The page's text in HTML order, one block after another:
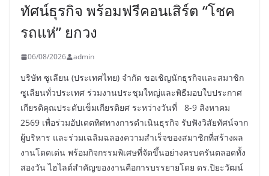
ทัศน์ธุรกิจ พร้อมฟรีคอนเสิร์ต “โชค
รถแห่” ยกวง
06/08/2026 admin
บริษัท ซูเลียน (ประเทศไทย) จำกัด ขอเชิญนักธุรกิจและสมาชิก
ซูเลียนทั่วประเทศ ร่วมงานประชุมใหญ่และพิธีมอบใบประกาศ
เกียรติคุณประดับเข็มเกียรติยศ ระหว่างวันที่ 8-9 สิงหาคม
2569 เพื่อร่วมอัปเดตทิศทางการดำเนินธุรกิจ รับฟังวิสัยทัศน์จาก
ผู้บริหาร และร่วมเฉลิมฉลองความสำเร็จของสมาชิกที่สร้างผล
งานโดดเด่น พร้อมกิจกรรมพิเศษที่จัดขึ้นอย่างครบครันตลอดทั้ง
สองวัน ไฮไลต์สำคัญของงานคือการบรรยายโดย ดร.ปิยะวัฒน์